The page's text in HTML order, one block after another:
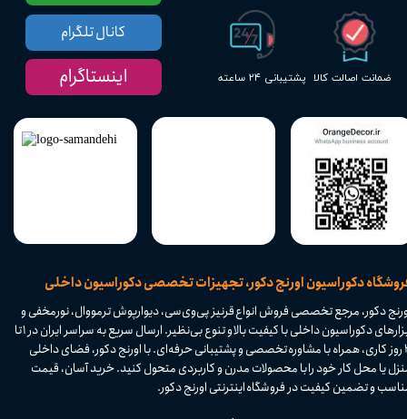
دکوراسیون اورنج دکور، تجهیزات تخصصی دکوراسیون داخلی
پشتیبانی ۲۴ ساعته ضمانت اصالت کالا
دکور، مرجع تخصصی فروش انواع قرنیز پی‌وی‌سی، دیوارپوش ترمووال، نورمخفی و
ابزارهای دکوراسیون داخلی با کیفیت بالا و تنوع بی‌نظیر. ارسال سریع به سراسر ایران در ۱ تا
۴ روز کاری، همراه با مشاوره تخصصی و پشتیبانی حرفه‌ای. با اورنج دکور، فضای داخلی
یا محل کار خود را با محصولات مدرن و کاربردی متحول کنید. خرید آسان، قیمت
و تضمین کیفیت در فروشگاه اینترنتی اورنج دکور.​​​​​​​
کانال تلگرام
اینستاگرام